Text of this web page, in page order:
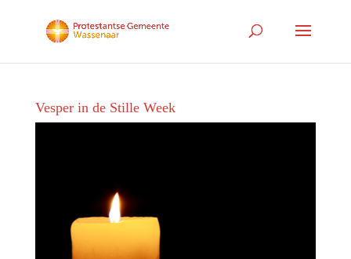
Vesper in de Stille Week